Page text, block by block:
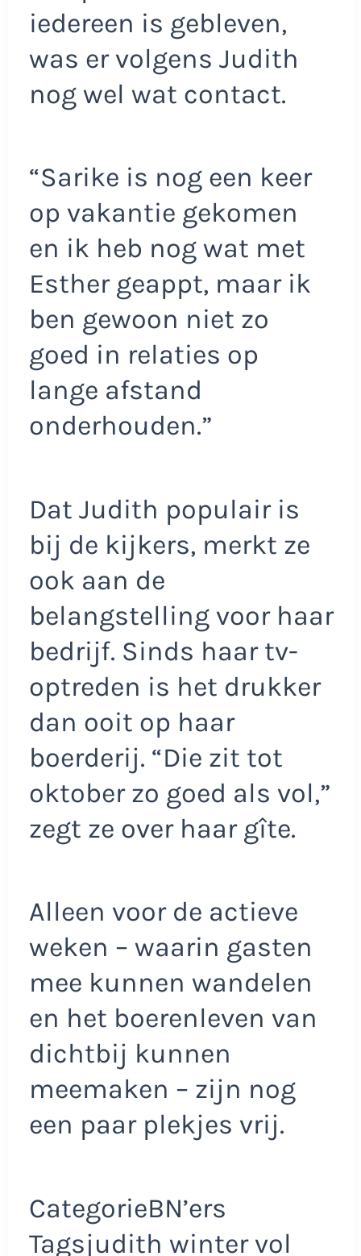
iedereen is gebleven,
was er volgens Judith
nog wel wat contact.
“Sarike is nog een keer
op vakantie gekomen
en ik heb nog wat met
Esther geappt, maar ik
ben gewoon niet zo
goed in relaties op
lange afstand
onderhouden.”
Dat Judith populair is
bij de kijkers, merkt ze
ook aan de
belangstelling voor haar
bedrijf. Sinds haar tv-
optreden is het drukker
dan ooit op haar
boerderij. “Die zit tot
oktober zo goed als vol,”
zegt ze over haar gîte.
Alleen voor de actieve
weken – waarin gasten
mee kunnen wandelen
en het boerenleven van
dichtbij kunnen
meemaken – zijn nog
een paar plekjes vrij.
CategorieBN’ers
Tagsjudith winter vol